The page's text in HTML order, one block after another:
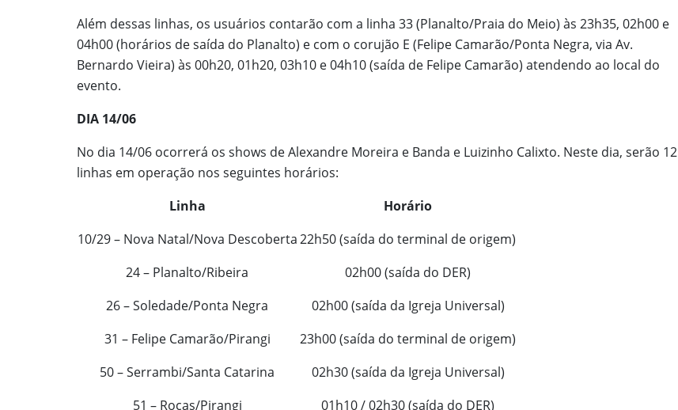
Além dessas linhas, os usuários contarão com a linha 33 (Planalto/Praia do Meio) às 23h35, 02h00 e
04h00 (horários de saída do Planalto) e com o corujão E (Felipe Camarão/Ponta Negra, via Av.
Bernardo Vieira) às 00h20, 01h20, 03h10 e 04h10 (saída de Felipe Camarão) atendendo ao local do
evento.
DIA 14/06
No dia 14/06 ocorrerá os shows de Alexandre Moreira e Banda e Luizinho Calixto. Neste dia, serão 12
linhas em operação nos seguintes horários:
Linha
Horário
10/29 – Nova Natal/Nova Descoberta22h50 (saída do terminal de origem)
24 – Planalto/Ribeira
02h00 (saída do DER)
26 – Soledade/Ponta Negra
02h00 (saída da Igreja Universal)
31 – Felipe Camarão/Pirangi
23h00 (saída do terminal de origem)
50 – Serrambi/Santa Catarina
02h30 (saída da Igreja Universal)
51 – Rocas/Pirangi
01h10 / 02h30 (saída do DER)